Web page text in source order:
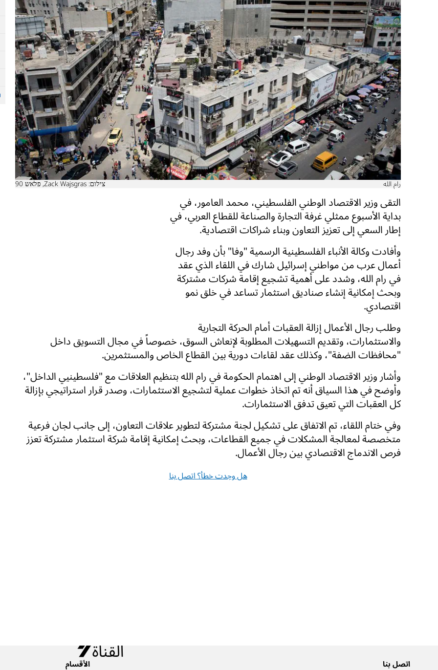
رام الله צילום: Zack Wajsgras, פלאש 90
التقى وزير الاقتصاد الوطني الفلسطيني، محمد العامور، في
بداية الأسبوع ممثلي غرفة التجارة والصناعة للقطاع العربي، في
إطار السعي إلى تعزيز التعاون وبناء شراكات اقتصادية.
وأفادت وكالة الأنباء الفلسطينية الرسمية "وفا" بأن وفد رجال
أعمال عرب من مواطني إسرائيل شارك في اللقاء الذي عقد
في رام الله، وشدد على أهمية تشجيع إقامة شركات مشتركة
وبحث إمكانية إنشاء صناديق استثمار تساعد في خلق نمو
اقتصادي.
وطلب رجال الأعمال إزالة العقبات أمام الحركة التجارية
والاستثمارات، وتقديم التسهيلات المطلوبة لإنعاش السوق، خصوصاً في مجال التسويق داخل
"محافظات الضفة"، وكذلك عقد لقاءات دورية بين القطاع الخاص والمستثمرين.
وأشار وزير الاقتصاد الوطني إلى اهتمام الحكومة في رام الله بتنظيم العلاقات مع "فلسطينيي الداخل"،
وأوضح في هذا السياق أنه تم اتخاذ خطوات عملية لتشجيع الاستثمارات، وصدر قرار استراتيجي بإزالة
كل العقبات التي تعيق تدفق الاستثمارات.
وفي ختام اللقاء، تم الاتفاق على تشكيل لجنة مشتركة لتطوير علاقات التعاون، إلى جانب لجان فرعية
متخصصة لمعالجة المشكلات في جميع القطاعات، وبحث إمكانية إقامة شركة استثمار مشتركة تعزز
فرص الاندماج الاقتصادي بين رجال الأعمال.
هل وجدت خطأ؟ اتصل بنا
اتصل بنا الأقسام